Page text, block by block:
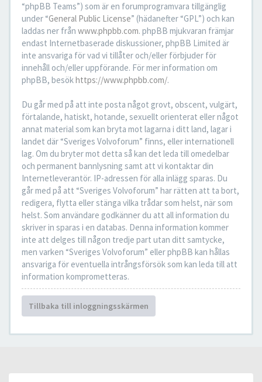
“phpBB Teams”) som är en forumprogramvara tillgänglig
under “General Public License” (hädanefter “GPL”) och kan
laddas ner från www.phpbb.com. phpBB mjukvaran främjar
endast Internetbaserade diskussioner, phpBB Limited är
inte ansvariga för vad vi tillåter och/eller förbjuder för
innehåll och/eller uppförande. För mer information om
phpBB, besökhttps://www.phpbb.com/.
Du går med på att inte posta något grovt, obscent, vulgärt,
förtalande, hatiskt, hotande, sexuellt orienterat eller något
annat material som kan bryta mot lagarna i ditt land, lagar i
landet där “Sveriges Volvoforum” finns, eller internationell
lag. Om du bryter mot detta så kan det leda till omedelbar
och permanent bannlysning samt att vi kontaktar din
Internetleverantör. IP-adressen för alla inlägg sparas. Du
går med på att “Sveriges Volvoforum” har rätten att ta bort,
redigera, flytta eller stänga vilka trådar som helst, när som
helst. Som användare godkänner du att all information du
skriver in sparas i en databas. Denna information kommer
inte att delges till någon tredje part utan ditt samtycke,
men varken “Sveriges Volvoforum” eller phpBB kan hållas
ansvariga för eventuella intrångsförsök som kan leda till att
information komprometteras.
Tillbaka till inloggningsskärmen